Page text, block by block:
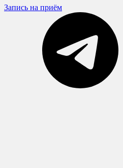
Запись на приём